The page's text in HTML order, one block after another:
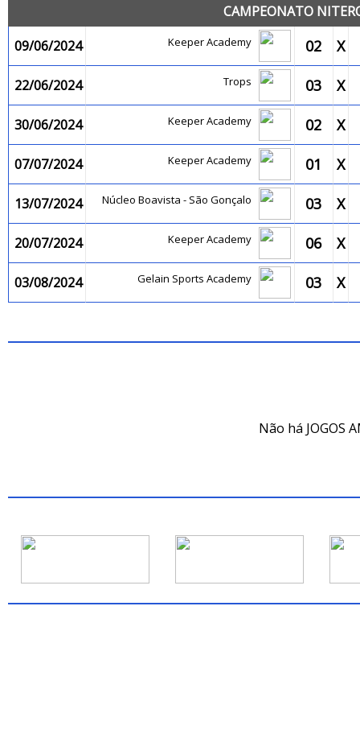
CAMPEONATO
09/06/2024
Keeper Academy 02 X
22/06/2024 Trops 03 X
30/06/2024 Keeper Academy 02 X
07/07/2024 Keeper Academy 01 X
13/07/2024 Núcleo Boavista - São Gonçalo 03 X
20/07/2024 Keeper Academy 06 X
03/08/2024 Gelain Sports Academy 03 X
Não há JOGOS